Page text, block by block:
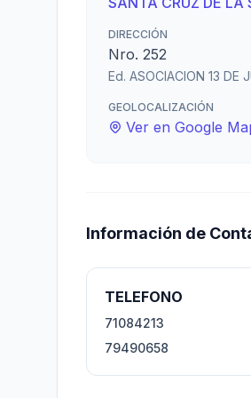
DIRECCIÓN
Nro. 252
Ed. ASOCIACION 13 DE
GEOLOCALIZACIÓN
Ver en Google
Información de
TELEFONO
71084213
79490658